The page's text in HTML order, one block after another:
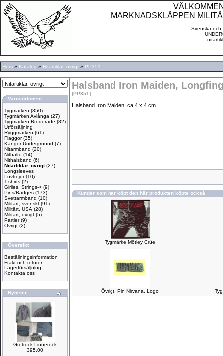
MARKNADSKLÄPPEN
Svenska och
Hem » Katalog » Nitartiklar. övrigt » PP351
Varusortiment
Tygmärken (350)
Tygmärken Avlånga (27)
Tygmärken Broderade (82)
Utförsäljning
Ryggmärken (61)
Flaggor(35)
Kängor Underground (7)
Nitarmband (20)
Nitbälte (14)
Nithalsband (6)
Nitartiklar. övrigt(27)
Longsleeves
Luvtröjor(10)
T-shirts (2)
Girlies, Strings-> (9)
Pins/Badges (173)
Svettarmband (10)
Militärt, svenskt (91)
Militärt, USA (28)
Militärt, övrigt (5)
Partier(9)
Övrigt (2)
Översikt
Beställningsinformation
Frakt och returer
Lagerförsäljning
Kontakta oss
Nyheter.
Grötrock Linnerock
395.00
Halsband Iron Maiden,
[PP351]
Halsband Iron Maiden, ca 4 x 4 cm
Kunder som har köpt den här produkten köpte också
Tygmärke Mötley Crüe
Övrigt. Pin Nirvana, Logo